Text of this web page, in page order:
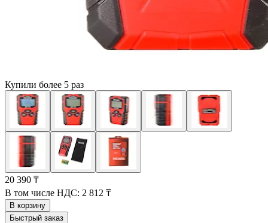
Купили более 5 раз
20 390 ₸
В том числе НДС: 2 812 ₸
В корзину
Быстрый заказ